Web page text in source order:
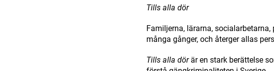
Tills alla dör
Familjerna, lärarna,
många gånger, och återger allas
Tills alla dörär en stark berättelse